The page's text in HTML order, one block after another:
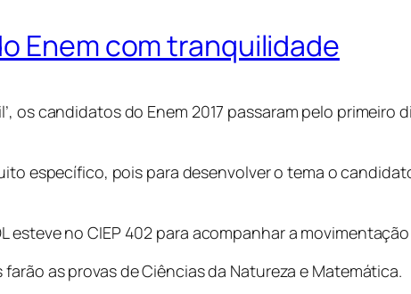
Enem com tranquilidade
os candidatos do Enem 2017 passaram pelo primeiro
específico, pois para desenvolver o tema o
esteve no CIEP 402 para acompanhar a
as provas de Ciências da Natureza e Matemática.